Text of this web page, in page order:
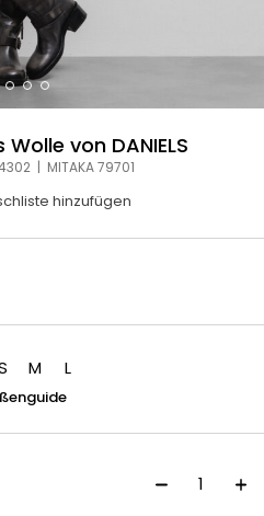
von DANIELS
4302 | MITAKA 79701
hinzufügen
M L